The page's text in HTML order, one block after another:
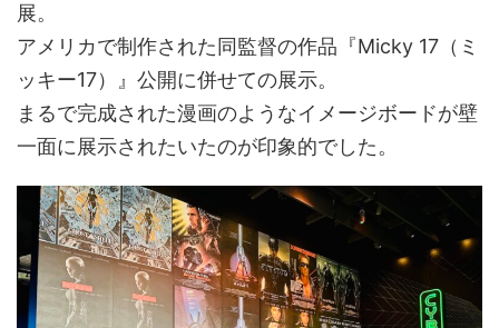
展。
アメリカで制作された同監督の作品『Micky 17（ミ
ッキー17）』公開に併せての展示。
まるで完成された漫画のようなイメージボードが壁
一面に展示されたいたのが印象的でした。